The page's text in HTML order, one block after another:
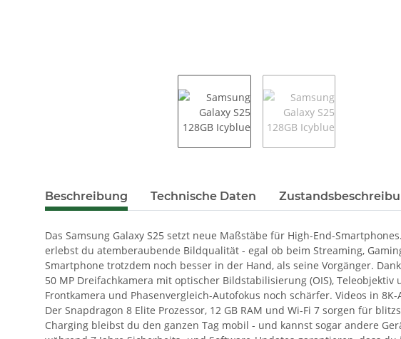
weitere Registerkarten anzeigen
Beschreibung Technische Daten
Das Samsung Galaxy S25 setzt neue Maßstäbe für High-End-
erlebst du atemberaubende Bildqualität - egal ob beim Streaming,
Smartphone trotzdem noch besser in der Hand, als seine Vorgänger.
50 MP Dreifachkamera mit optischer Bildstabilisierung (OIS),
Frontkamera und Phasenvergleich-Autofokus noch schärfer. Videos in
Der Snapdragon 8 Elite Prozessor, 12 GB RAM und Wi-Fi 7 sorgen für
Charging bleibst du den ganzen Tag mobil - und kannst sogar andere